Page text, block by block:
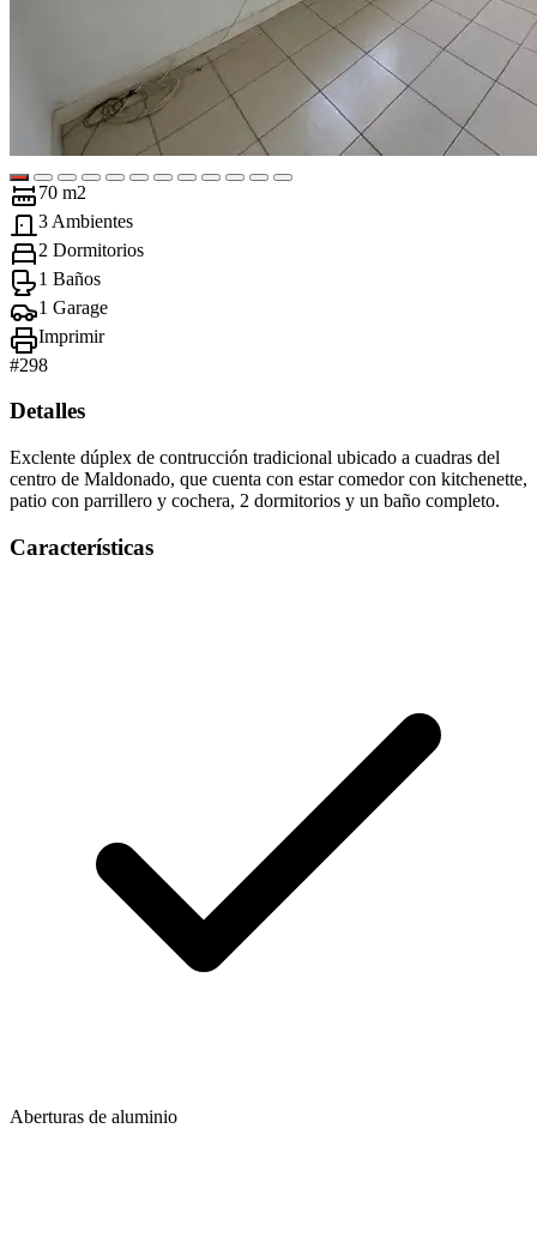
70 m2
3 Ambientes
2 Dormitorios
1 Baños
1 Garage
Imprimir
#298
Detalles
Exclente dúplex de contrucción tradicional ubicado a cuadras del
centro de Maldonado, que cuenta con estar comedor con kitchenette,
patio con parrillero y cochera, 2 dormitorios y un baño completo.
Características
Aberturas de aluminio